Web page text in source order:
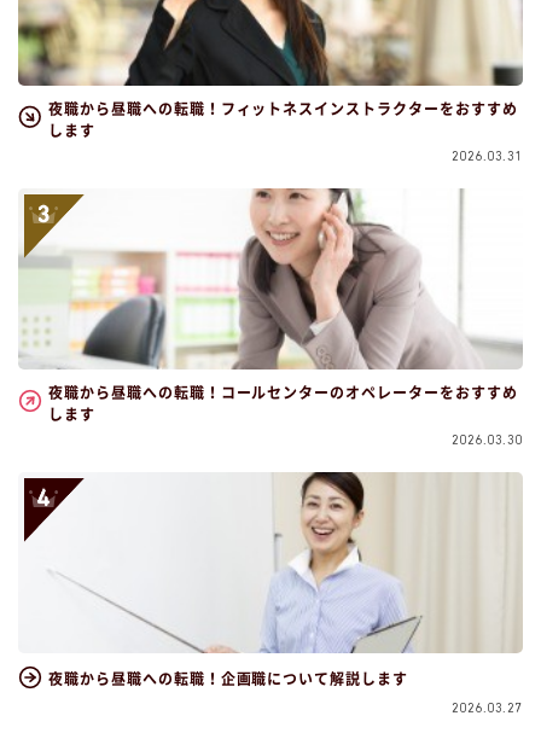
夜職から昼職への転職！フィットネスインストラクターをおすすめ
します
2026.03.31
夜職から昼職への転職！コールセンターのオペレーターをおすすめ
します
2026.03.30
夜職から昼職への転職！企画職について解説します
2026.03.27